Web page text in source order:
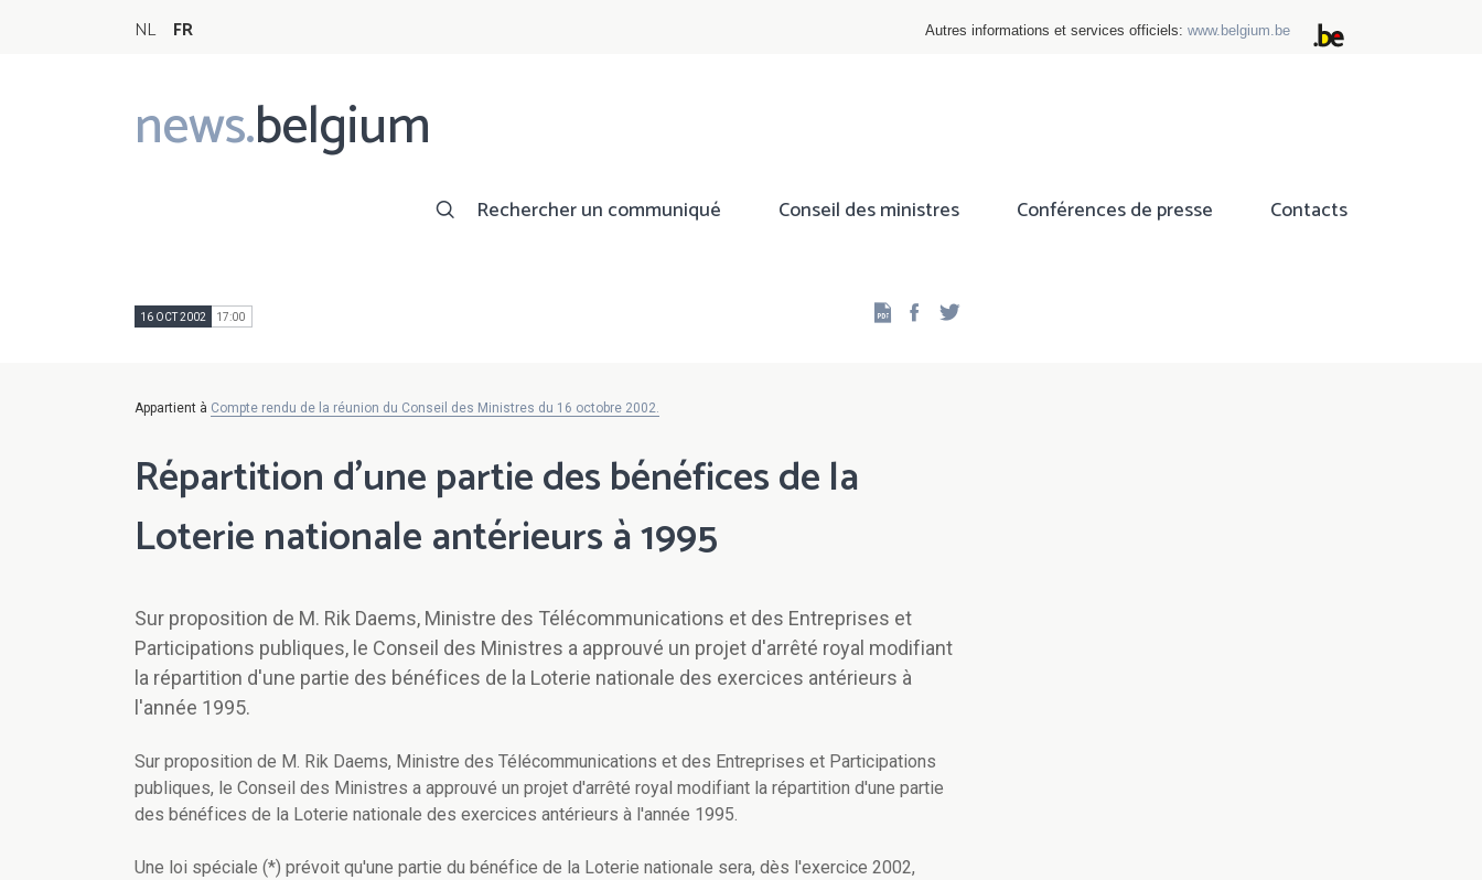
NL FR Autres informations et services officiels: www.belgium.be
news.belgium
Main
navigation
Rechercher un communiqué Conseil des ministres Conférences de presse Contacts
16 OCT 2002 17:00 Facebook
Appartient à Compte rendu de la réunion du Conseil des Ministres du 16 octobre 2002.
Répartition d'une partie des bénéfices de la
Loterie nationale antérieurs à 1995
Sur proposition de M. Rik Daems, Ministre des Télécommunications et des Entreprises et
Participations publiques, le Conseil des Ministres a approuvé un projet d'arrêté royal modifiant
la répartition d'une partie des bénéfices de la Loterie nationale des exercices antérieurs à
l'année 1995.
Sur proposition de M. Rik Daems, Ministre des Télécommunications et des Entreprises et Participations
publiques, le Conseil des Ministres a approuvé un projet d'arrêté royal modifiant la répartition d'une partie
des bénéfices de la Loterie nationale des exercices antérieurs à l'année 1995.
Une loi spéciale (*) prévoit qu'une partie du bénéfice de la Loterie nationale sera, dès l'exercice 2002,